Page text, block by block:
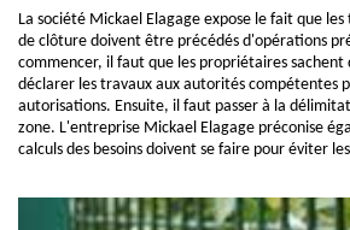
La société Mickael Elagage expose le fait que
de clôture doivent être précédés d'opérations
commencer, il faut que les propriétaires sachent
déclarer les travaux aux autorités compétentes
autorisations. Ensuite, il faut passer à la
zone. L'entreprise Mickael Elagage préconise
calculs des besoins doivent se faire pour éviter